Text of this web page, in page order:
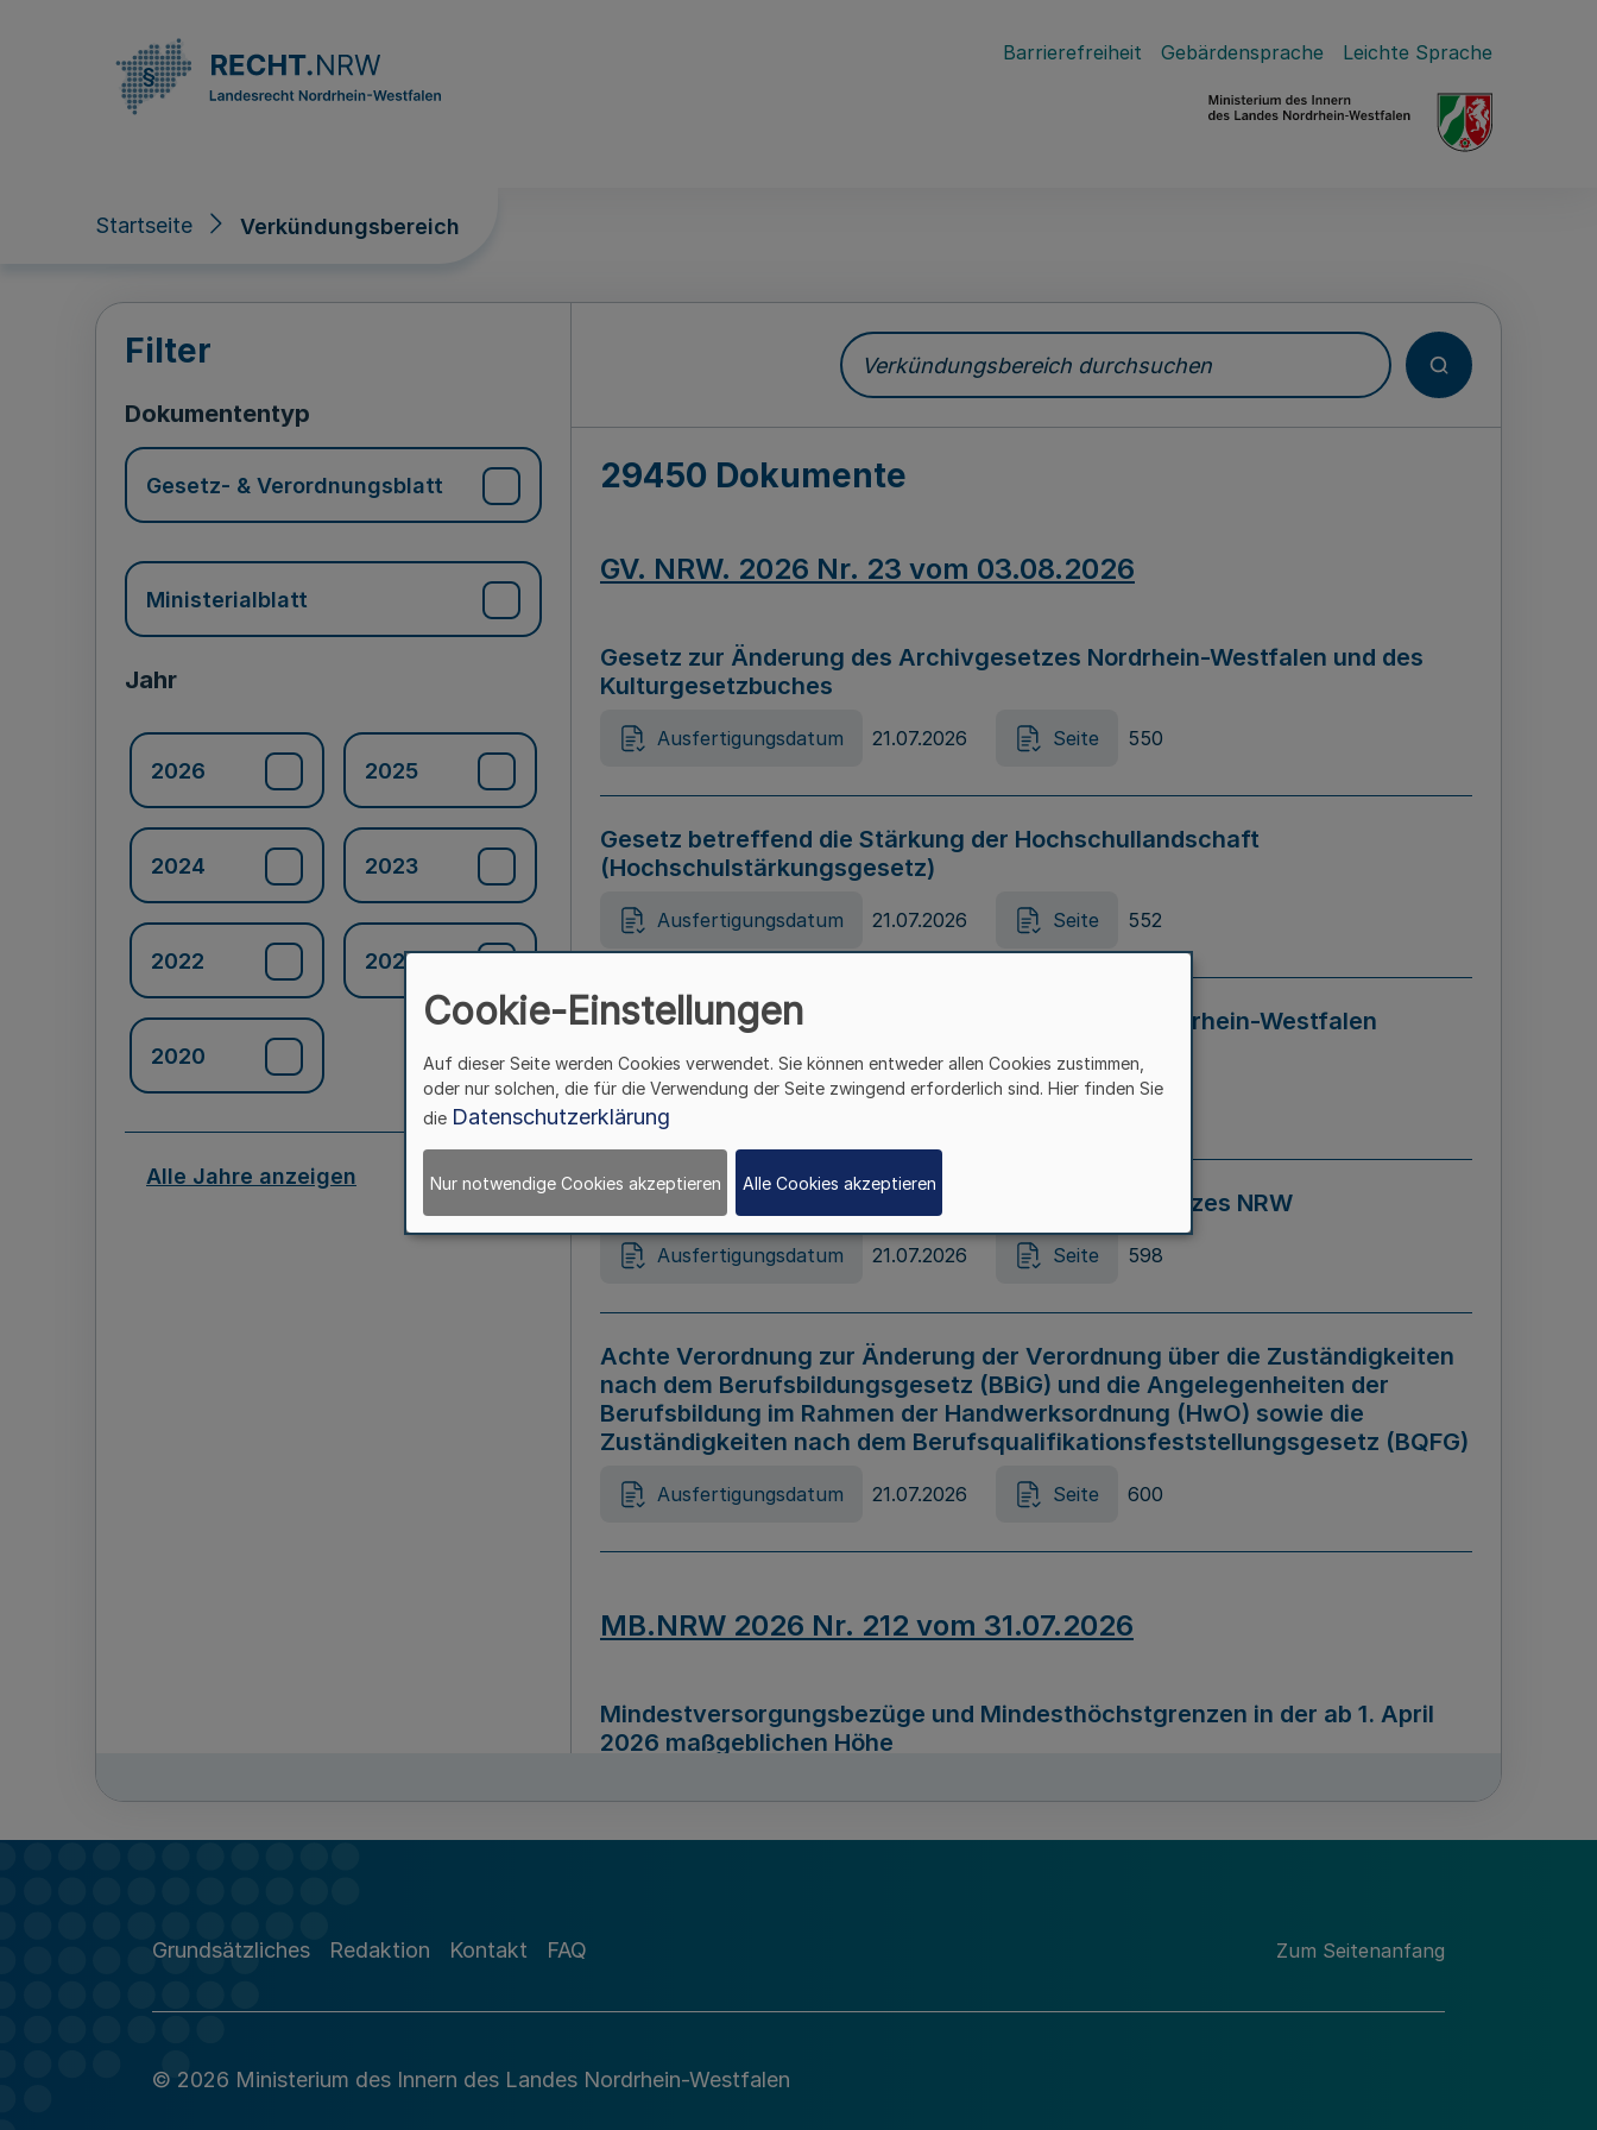
Barrierefreiheit Gebärdensprache Leichte Sprache
Startseite Verkündungsbereich
Verkündungsbereich
Filter
Dokumententyp
Gesetz- & Verordnungsblatt
Ministerialblatt
Jahr
2026 2025
2024 2023
2022 2021
2020
Alle Jahre anzeigen
Verkündungsbereich durchsuchen
29450 Dokumente
GV. NRW. 2026 Nr. 23 vom 03.08.2026
Gesetz zur Änderung des Archivgesetzes Nordrhein-Westfalen und des
Kulturgesetzbuches
Ausfertigungsdatum 21.07.2026 Seite 550
Gesetz betreffend die Stärkung der Hochschullandschaft
(Hochschulstärkungsgesetz)
Ausfertigungsdatum 21.07.2026 Seite 552
Gesetz zur Vermeidung von Diskriminierung in Nordrhein-Westfalen
(Landesantidiskriminierungsgesetz – LADG NRW)
Ausfertigungsdatum 21.07.2026 Seite 595
Gesetz zur Änderung des Online-Casinospiel Gesetzes NRW
Ausfertigungsdatum 21.07.2026 Seite 598
Achte Verordnung zur Änderung der Verordnung über die Zuständigkeiten
nach dem Berufsbildungsgesetz (BBiG) und die Angelegenheiten der
Berufsbildung im Rahmen der Handwerksordnung (HwO) sowie die
Zuständigkeiten nach dem Berufsqualifikationsfeststellungsgesetz (BQFG)
Ausfertigungsdatum 21.07.2026 Seite 600
MB.NRW 2026 Nr. 212 vom 31.07.2026
Mindestversorgungsbezüge und Mindesthöchstgrenzen in der ab 1. April
2026 maßgeblichen Höhe
Richtlinie zur Durchführung des Förderprogramms „Mittelstand Innovativ &
Grundsätzliches Redaktion Kontakt FAQ Zum Seitenanfang
© 2026 Ministerium des Innern des Landes Nordrhein-Westfalen
Cookie-Einstellungen
Auf dieser Seite werden Cookies verwendet. Sie können entweder allen Cookies zustimmen,
oder nur solchen, die für die Verwendung der Seite zwingend erforderlich sind. Hier finden Sie
die Datenschutzerklärung
Nur notwendige Cookies akzeptieren Alle Cookies akzeptieren